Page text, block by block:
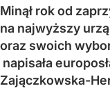
Minął rok od
na najwyższy
oraz swoich
napisała
Zajączkowska-